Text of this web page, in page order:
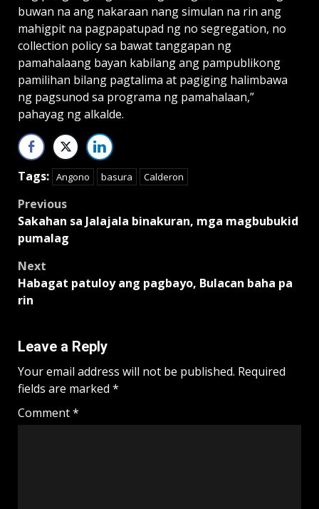
buwan na ang nakaraan nang simulan na rin ang
mahigpit na pagpapatupad ng no segregation, no
collection policy sa bawat tanggapan ng
pamahalaang bayan kabilang ang pampublikong
pamilihan bilang pagtalima at pagiging halimbawa
ng pagsunod sa programa ng pamahalaan,”
pahayag ng alkalde.
Tags: Angono basura Calderon
Post
navigation
Previous
Sakahan sa Jalajala binakuran, mga magbubukid
pumalag
Next
Habagat patuloy ang pagbayo, Bulacan baha pa
rin
Leave a Reply
Your email address will not be published. Required
fields are marked *
Comment*